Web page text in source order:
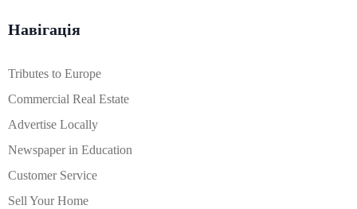
Навігація
Tributes to Europe
Commercial Real Estate
Advertise Locally
Newspaper in Education
Customer Service
Sell Your Home